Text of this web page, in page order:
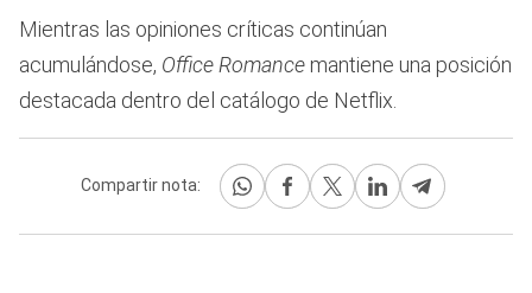
Mientras las opiniones críticas continúan
acumulándose, Office Romance mantiene una posición
destacada dentro del catálogo de Netflix.
Compartir nota: